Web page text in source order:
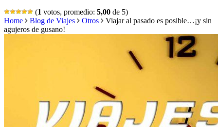
(1 votos, promedio: 5,00 de 5)
Home
Blog de Viajes Otros
Viajar al pasado es posible…¡y sin
agujeros de gusano!